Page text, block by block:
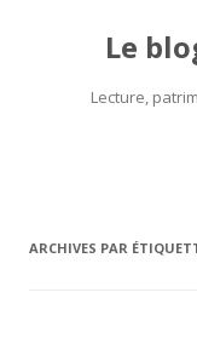
Le
Lecture,
ARCHIVES PAR